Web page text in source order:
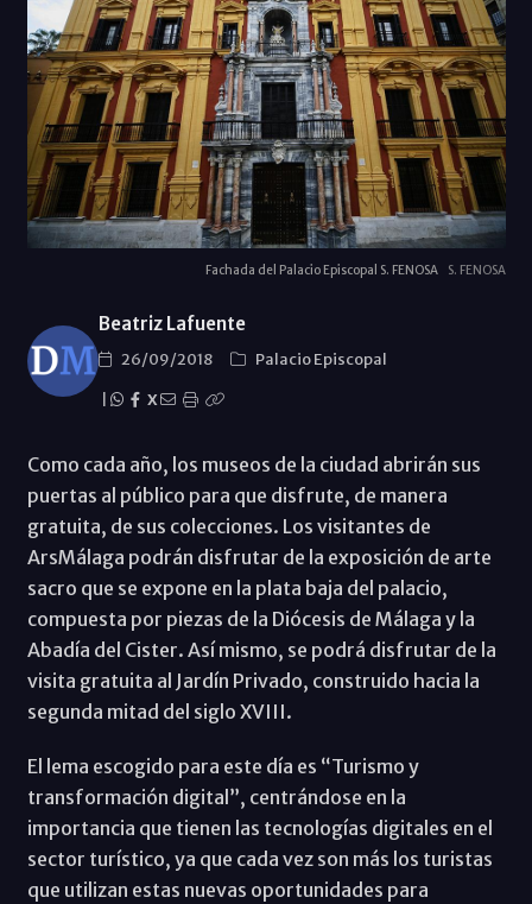
Fachada del Palacio Episcopal S. FENOSA S. FENOSA
Beatriz Lafuente
26/09/2018
Palacio Episcopal
X
Como cada año, los museos de la ciudad abrirán sus
puertas al público para que disfrute, de manera
gratuita, de sus colecciones. Los visitantes de
ArsMálaga podrán disfrutar de la exposición de arte
sacro que se expone en la plata baja del palacio,
compuesta por piezas de la Diócesis de Málaga y la
Abadía del Cister. Así mismo, se podrá disfrutar de la
visita gratuita al Jardín Privado, construido hacia la
segunda mitad del siglo XVIII.
El lema escogido para este día es “Turismo y
transformación digital”, centrándose en la
importancia que tienen las tecnologías digitales en el
sector turístico, ya que cada vez son más los turistas
que utilizan estas nuevas oportunidades para